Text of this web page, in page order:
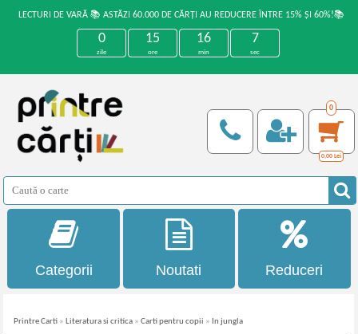
LECTURI DE VARĂ 📚 ASTĂZI 60.000 DE CĂRȚI AU REDUCERE ÎNTRE 15% ȘI 60%!📚
0
zile
15
ore
16
min
7
sec
0
0,00 Lei
Categorii Noutati Reduceri
Printre Carti » Literatura si critica »Carti pentru copii » In jungla